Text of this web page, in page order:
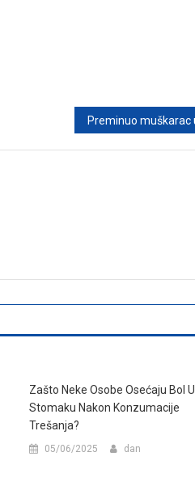
Zašto Neke Osobe Osećaju Bol U
Stomaku Nakon Konzumacije
Trešanja?
05/06/2025 dan